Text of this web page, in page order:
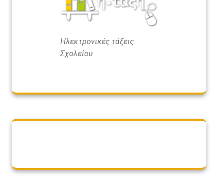
Ηλεκτρονικές τάξεις
Σχολείου